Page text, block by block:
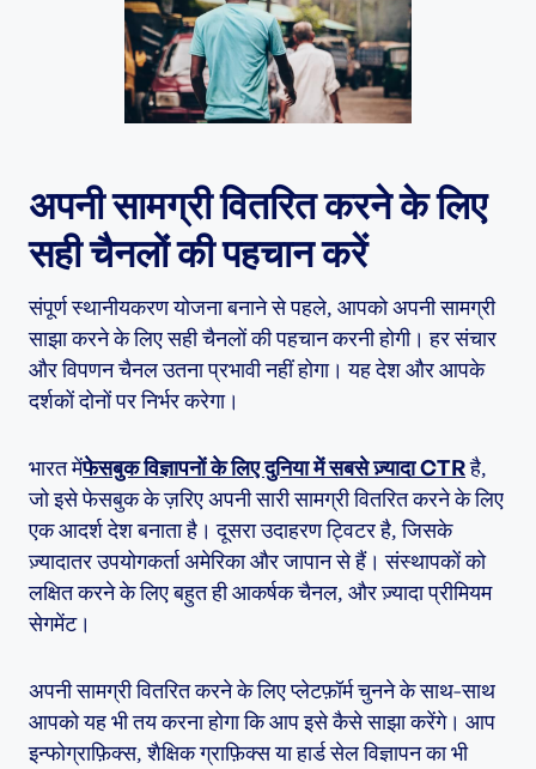
अपनी सामग्री वितरित करने के लिए
सही चैनलों की पहचान करें
संपूर्ण स्थानीयकरण योजना बनाने से पहले, आपको अपनी सामग्री
साझा करने के लिए सही चैनलों की पहचान करनी होगी। हर संचार
और विपणन चैनल उतना प्रभावी नहीं होगा। यह देश और आपके
दर्शकों दोनों पर निर्भर करेगा।
भारत मेंफेसबुक विज्ञापनों के लिए दुनिया में सबसे ज़्यादा CTRहै,
जो इसे फेसबुक के ज़रिए अपनी सारी सामग्री वितरित करने के लिए
एक आदर्श देश बनाता है। दूसरा उदाहरण ट्विटर है, जिसके
ज़्यादातर उपयोगकर्ता अमेरिका और जापान से हैं। संस्थापकों को
लक्षित करने के लिए बहुत ही आकर्षक चैनल, और ज़्यादा प्रीमियम
सेगमेंट।
अपनी सामग्री वितरित करने के लिए प्लेटफ़ॉर्म चुनने के साथ-साथ
आपको यह भी तय करना होगा कि आप इसे कैसे साझा करेंगे। आप
इन्फोग्राफ़िक्स, शैक्षिक ग्राफ़िक्स या हार्ड सेल विज्ञापन का भी